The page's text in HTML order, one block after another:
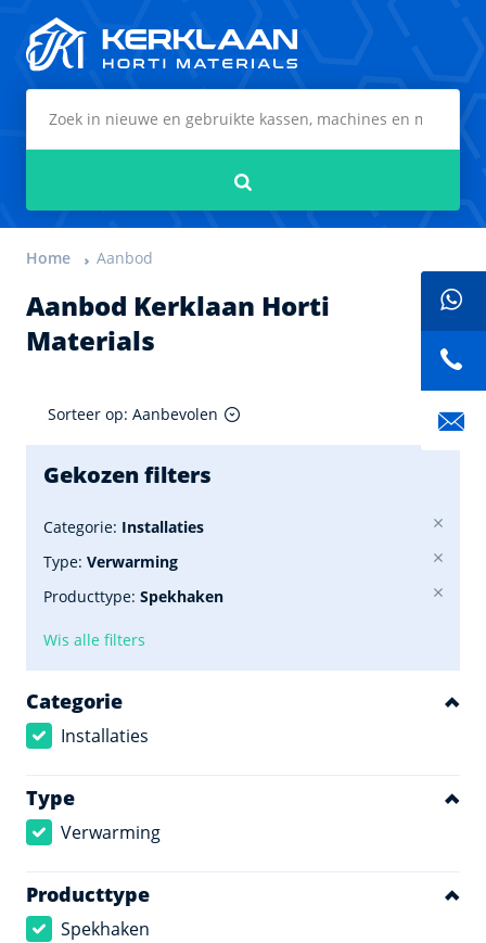
Home Aanbod
Aanbod Kerklaan Horti
Materials
Sorteer op: Aanbevolen
Gekozen filters
Categorie: Installaties
Type: Verwarming
Producttype: Spekhaken
Wis alle filters
Categorie
Installaties
Type
Verwarming
Producttype
Spekhaken